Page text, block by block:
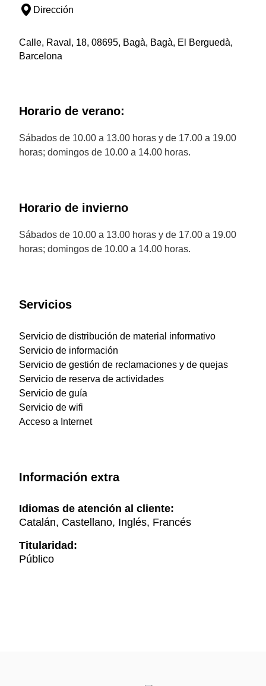
Dirección
Calle, Raval, 18, 08695, Bagà, Bagà, El Berguedà,
Barcelona
Horario de verano:
Sábados de 10.00 a 13.00 horas y de 17.00 a 19.00
horas; domingos de 10.00 a 14.00 horas.
Horario de invierno
Sábados de 10.00 a 13.00 horas y de 17.00 a 19.00
horas; domingos de 10.00 a 14.00 horas.
Servicios
Servicio de distribución de material informativo
Servicio de información
Servicio de gestión de reclamaciones y de quejas
Servicio de reserva de actividades
Servicio de guía
Servicio de wifi
Acceso a Internet
Información extra
Idiomas de atención al cliente:
Catalán, Castellano, Inglés, Francés
Titularidad:
Público